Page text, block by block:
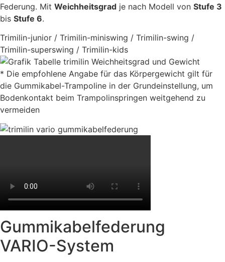
Federung. Mit Weichheitsgrad je nach Modell von Stufe 3
bis Stufe 6.
Trimilin-junior / Trimilin-miniswing / Trimilin-swing /
Trimilin-superswing / Trimilin-kids
* Die empfohlene Angabe für das Körpergewicht gilt für
die Gummikabel-Trampoline in der Grundeinstellung, um
Bodenkontakt beim Trampolinspringen weitgehend zu
vermeiden
Gummikabelfederung
VARIO-System